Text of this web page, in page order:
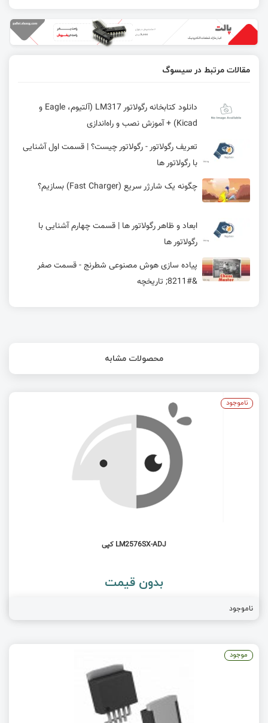
مقالات مرتبط در سیسوگ
دانلود کتابخانه رگولاتور LM317 (آلتیوم، Eagle و
Kicad) + آموزش نصب و راه‌اندازی
تعریف رگولاتور - رگولاتور چیست؟ | قسمت اول آشنایی
با رگولاتور ها
چگونه یک شارژر سریع (Fast Charger) بسازیم؟
ابعاد و ظاهر رگولاتور ها | قسمت چهارم آشنایی با
رگولاتور ها
پیاده سازی هوش مصنوعی شطرنج - قسمت صفر
&#8211; تاریخچه
محصولات مشابه
LM2576SX-ADJ کپی
بدون قیمت
ناموجود
ناموجود
موجود